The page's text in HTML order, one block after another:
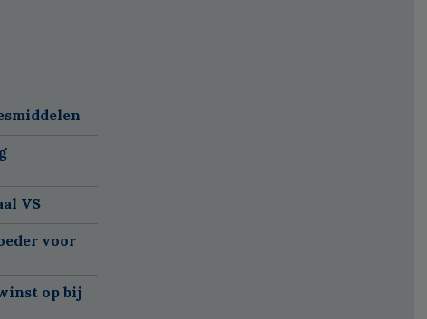
VS
voor
op bij